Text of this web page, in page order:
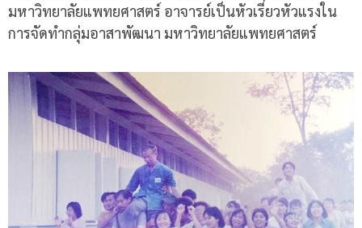
มหาวิทยาลัยแพทยศาสตร์ อาจารย์เป็นหัวเรี่ยวหัวแรงใน
การจัดทำกลุ่มอาสาพัฒนา มหาวิทยาลัยแพทยศาสตร์